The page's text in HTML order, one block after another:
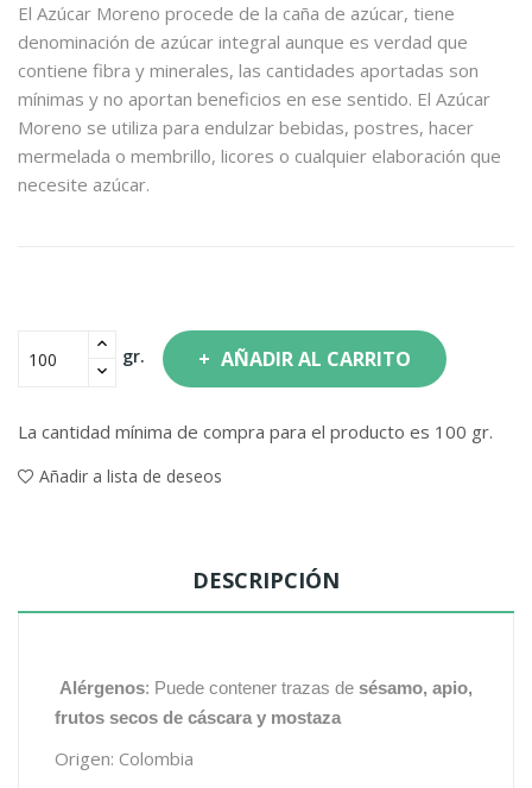
El Azúcar Moreno procede de la caña de azúcar, tiene
denominación de azúcar integral aunque es verdad que
contiene fibra y minerales, las cantidades aportadas son
mínimas y no aportan beneficios en ese sentido. El Azúcar
Moreno se utiliza para endulzar bebidas, postres, hacer
mermelada o membrillo, licores o cualquier elaboración que
necesite azúcar.
gr. AÑADIR AL CARRITO
La cantidad mínima de compra para el producto es 100 gr.
Añadir a lista de deseos
DESCRIPCIÓN
Alérgenos: Puede contener trazas de sésamo, apio,
frutos secos de cáscara y mostaza
Origen: Colombia